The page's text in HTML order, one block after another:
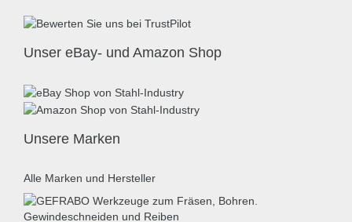
Unser eBay- und Amazon Shop
Unsere Marken
Alle Marken und Hersteller